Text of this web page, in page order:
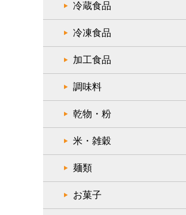
冷蔵食品
冷凍食品
加工食品
調味料
乾物・粉
米・雑穀
麺類
お菓子